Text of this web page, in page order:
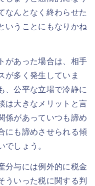
なんとなく終わらせた
いうことにもなりかね
があった場合は、相手
が多く発生していま
、公平な立場で冷静に
は大きなメリットと言
係があっていつも諦め
にも諦めさせられる傾
でしょう。
分与には例外的に税金
ういった税に関する判